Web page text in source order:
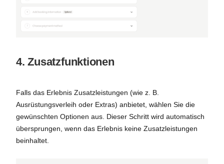
4. Zusatzfunktionen
Falls das Erlebnis Zusatzleistungen (wie z. B.
Ausrüstungsverleih oder Extras) anbietet, wählen Sie die
gewünschten Optionen aus. Dieser Schritt wird automatisch
übersprungen, wenn das Erlebnis keine Zusatzleistungen
beinhaltet.